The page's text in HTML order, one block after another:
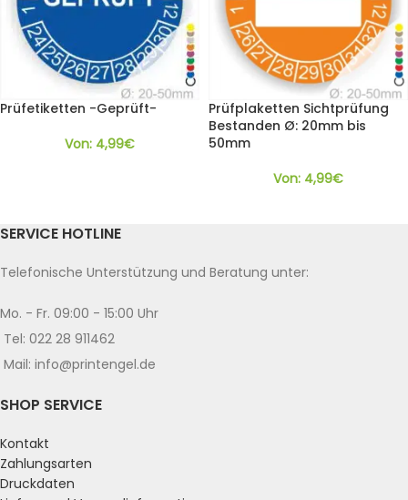
Prüfetiketten -Geprüft-
Von: 4,99€
Prüfplaketten Sichtprüfung
Bestanden Ø: 20mm bis
50mm
Von: 4,99€
SERVICE HOTLINE
Telefonische Unterstützung und Beratung unter:
Mo. - Fr. 09:00 - 15:00 Uhr
Tel: 022 28 911462
Mail: info@printengel.de
SHOP SERVICE
Kontakt
Zahlungsarten
Druckdaten